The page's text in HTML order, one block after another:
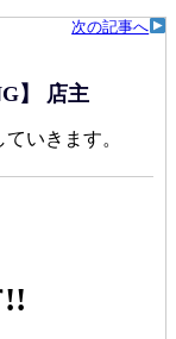
次の記事へ
】 店主
いきます。